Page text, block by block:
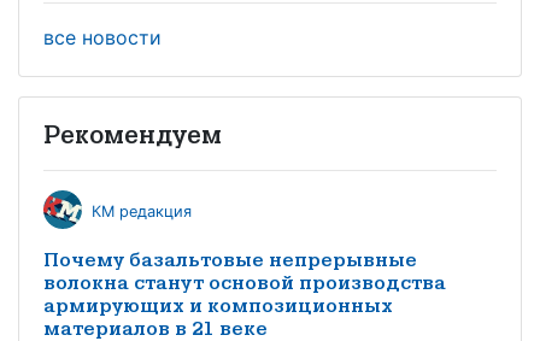
все новости
Рекомендуем
КМ редакция
Почему базальтовые непрерывные
волокна станут основой производства
армирующих и композиционных
материалов в 21 веке